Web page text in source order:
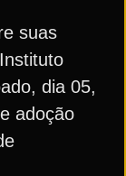
suas
dia 05,
adoção